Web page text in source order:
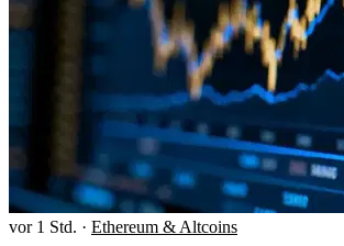
vor 1 Std. · Ethereum & Altcoins